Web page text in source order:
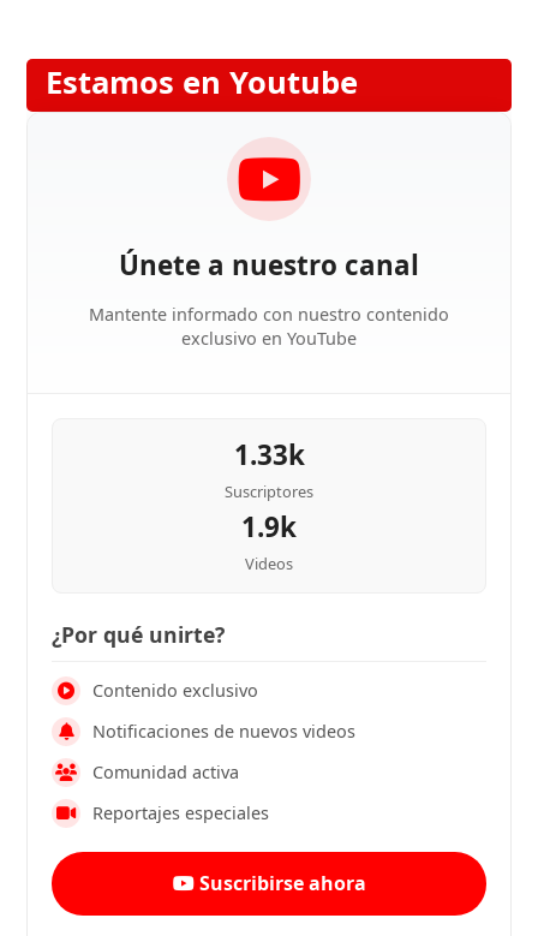
Estamos en Youtube
Únete a nuestro canal
Mantente informado con nuestro contenido
exclusivo en YouTube
1.33k
Suscriptores
1.9k
Videos
¿Por qué unirte?
Contenido exclusivo
Notificaciones de nuevos videos
Comunidad activa
Reportajes especiales
Suscribirse ahora